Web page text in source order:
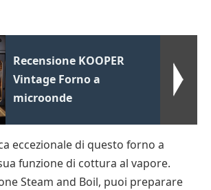
Recensione KOOPER
Vintage Forno a
microonde
eccezionale di questo forno a
funzione di cottura al vapore.
Steam and Boil, puoi preparare